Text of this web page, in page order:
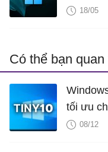
18/05
Có thể bạn quan
tối ưu
08/12